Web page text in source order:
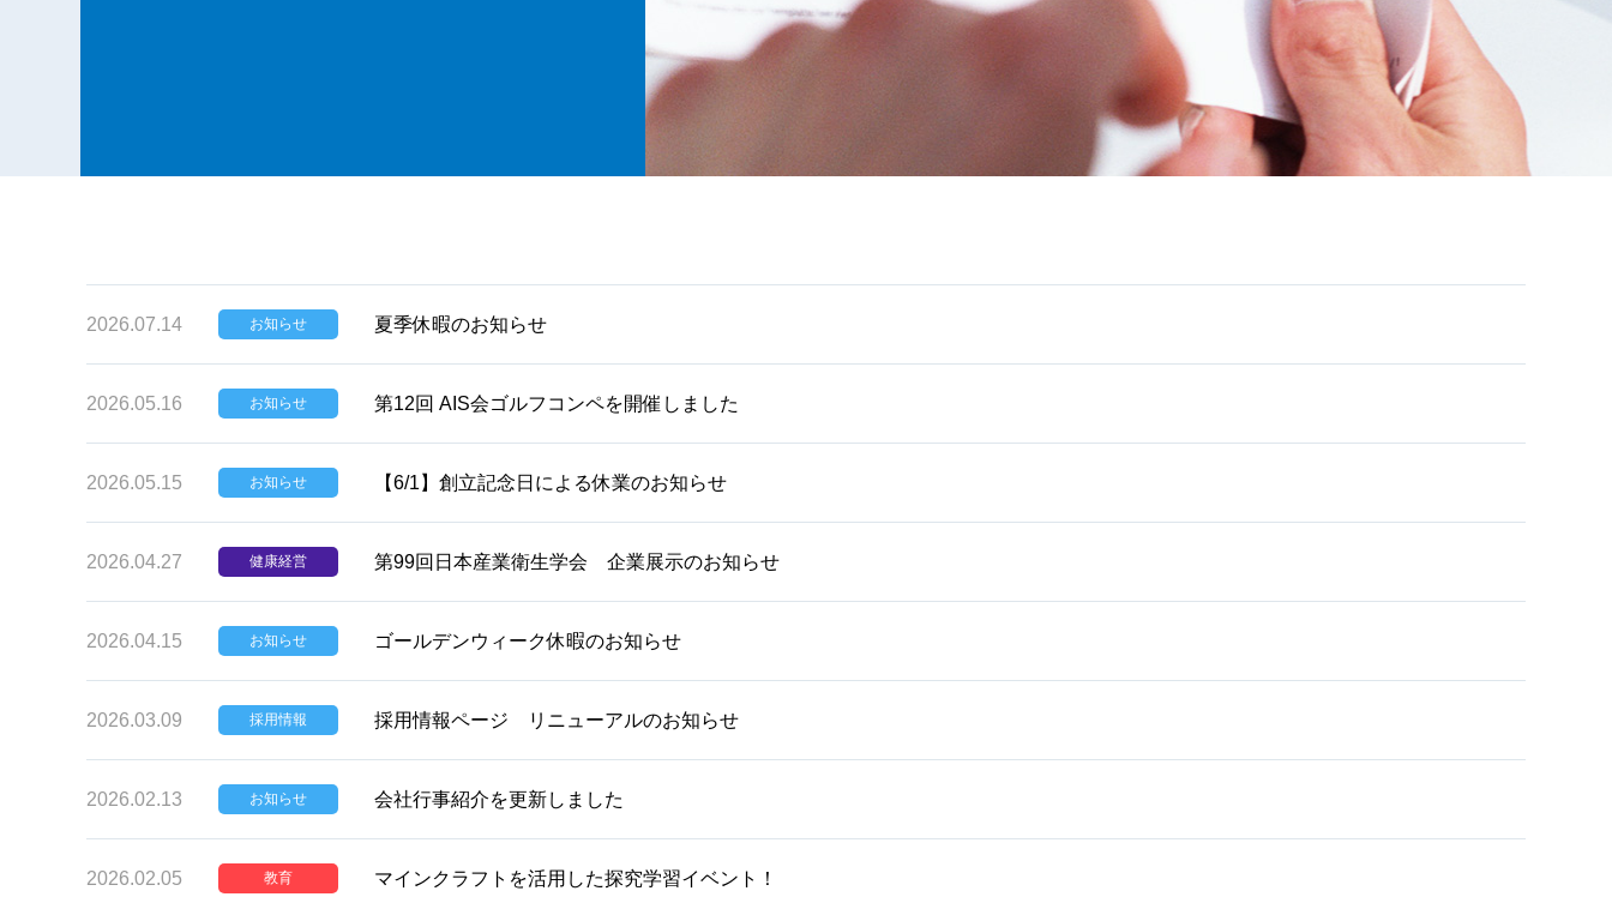
2026.07.14 お知らせ 夏季休暇のお知らせ
2026.05.16 お知らせ 第12回 AIS会ゴルフコンペを開催しました
2026.05.15 お知らせ 【6/1】創立記念日による休業のお知らせ
2026.04.27 健康経営 第99回日本産業衛生学会 企業展示のお知らせ
2026.04.15 お知らせ ゴールデンウィーク休暇のお知らせ
2026.03.09 採用情報 採用情報ページ リニューアルのお知らせ
2026.02.13 お知らせ 会社行事紹介を更新しました
2026.02.05 教育 マインクラフトを活用した探究学習イベント！